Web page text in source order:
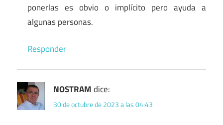
ponerlas es obvio o implícito pero ayuda a
algunas personas.
Responder
NOSTRAMdice:
30 de octubre de 2023 a las 04:43